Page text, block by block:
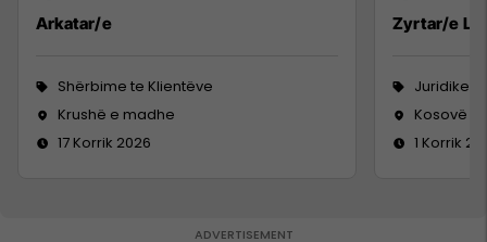
Arkatar/e
Shërbime te Klientëve
Krushë e madhe
17 Korrik 2026
Zyrtar/e
Juridike
Kosovë
1 Korrik